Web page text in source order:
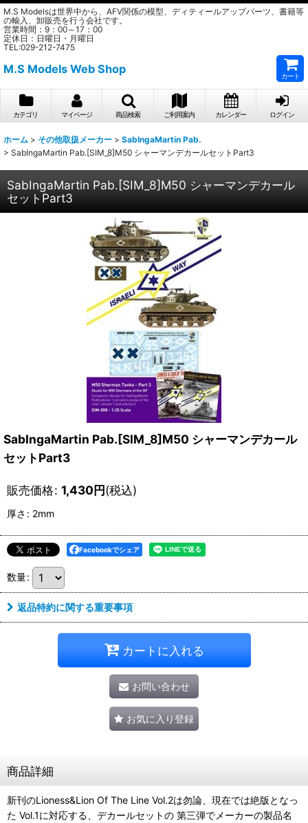
M.S Modelsは世界中から、AFV関係の模型、ディティールアップパーツ、書籍等
の輸入、卸販売を行う会社です。
営業時間：9：00～17：00
定休日：日曜日・月曜日
TEL:029-212-7475
M.S Models Web Shop
カート
カテゴリ マイページ 商品検索 ご利用案内 カレンダー ログイン
ホーム > その他取扱メーカー > SabIngaMartin Pab.
> SabIngaMartin Pab.[SIM_8]M50 シャーマンデカールセットPart3
SabIngaMartin Pab.[SIM_8]M50 シャーマンデカール
セットPart3
SabIngaMartin Pab.[SIM_8]M50 シャーマンデカール
セットPart3
販売価格: 1,430円(税込)
厚さ : 2mm
Facebookでシェア
数量:
返品特約に関する重要事項
カートに入れる
お問い合わせ
お気に入り登録
商品詳細
新刊のLioness&Lion Of The Line Vol.2は勿論、現在では絶版となっ
た Vol.1に対応する、デカールセットの 第三弾でメーカーの製品名